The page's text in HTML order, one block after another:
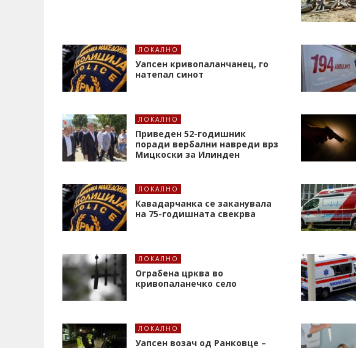
ЛОКАЛНО
Уапсен кривопаланчанец, го
натепал синот
ЛОКАЛНО
Приведен 52-годишник
поради вербални навреди врз
Мицкоски за Илинден
ЛОКАЛНО
Кавадарчанка се заканувала
на 75-годишната свекрва
ЛОКАЛНО
Ограбена црква во
кривопаланечко село
ЛОКАЛНО
Уапсен возач од Ранковце –